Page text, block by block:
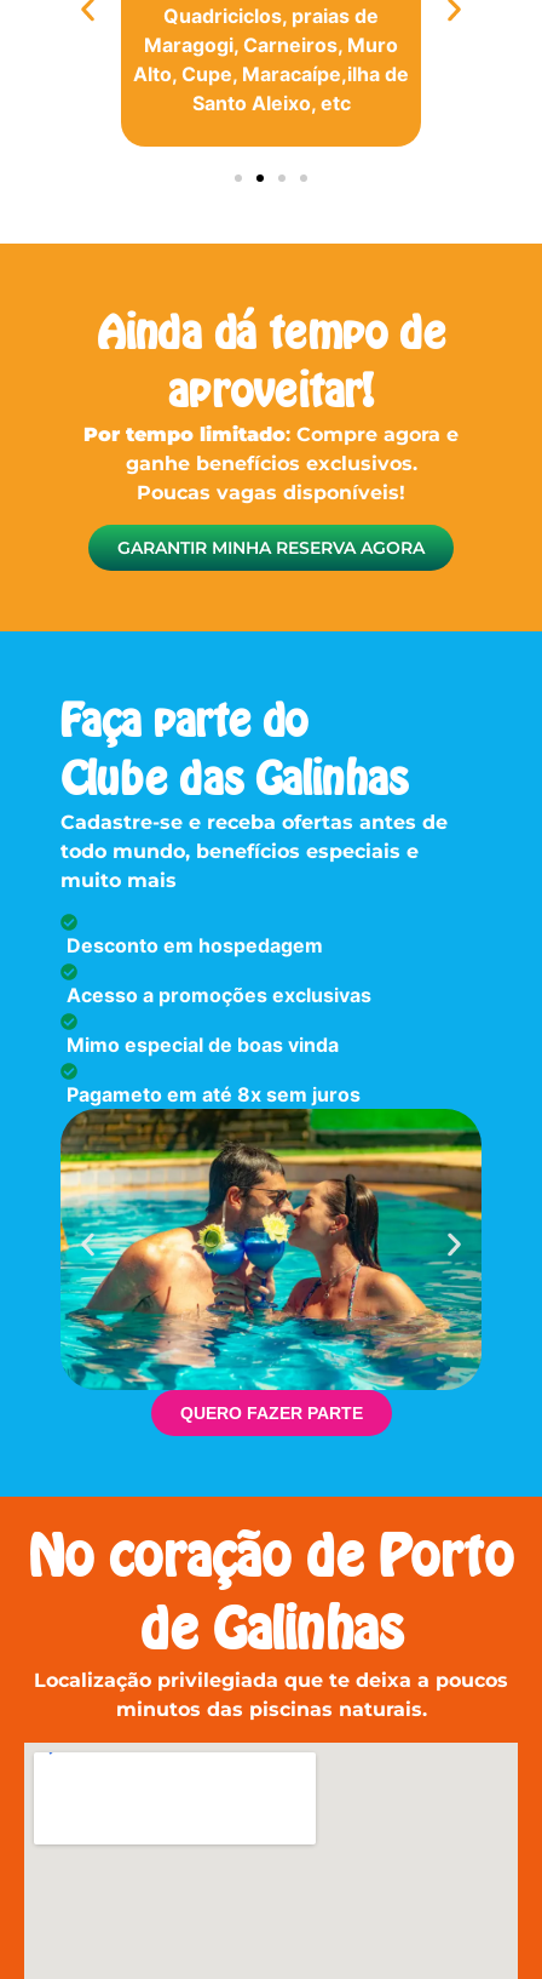
Quadriciclos, praias de
Maragogi, Carneiros, Muro
Alto, Cupe, Maracaípe,ilha de
Santo Aleixo, etc
Ainda dá tempo de
aproveitar!
Por tempo limitado: Compre agora e
ganhe benefícios exclusivos.
Poucas vagas disponíveis!
GARANTIR MINHA RESERVA AGORA
Faça parte do
Clube das Galinhas
Cadastre-se e receba ofertas antes de
todo mundo, benefícios especiais e
muito mais
Desconto em hospedagem
Acesso a promoções exclusivas
Mimo especial de boas vinda
Pagameto em até 8x sem juros
QUERO FAZER PARTE
No coração de Porto
de Galinhas
Localização privilegiada que te deixa a poucos
minutos das piscinas naturais.